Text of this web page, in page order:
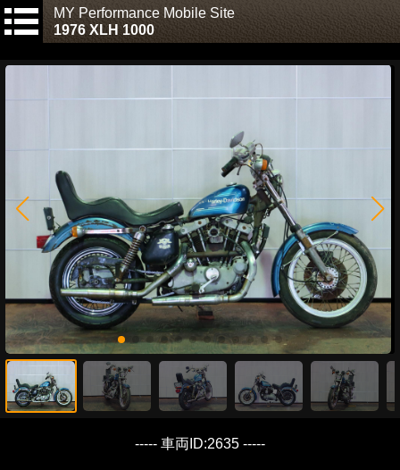
MY Performance Mobile Site
1976 XLH 1000
----- 車両ID:2635 -----